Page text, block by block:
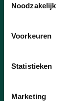
Noodzakelijk
Voorkeuren
Statistieken
Marketing
Nieuwsbrief
Blijf op de
onze nieuwsbrief
E-
Instemming
Ik ga